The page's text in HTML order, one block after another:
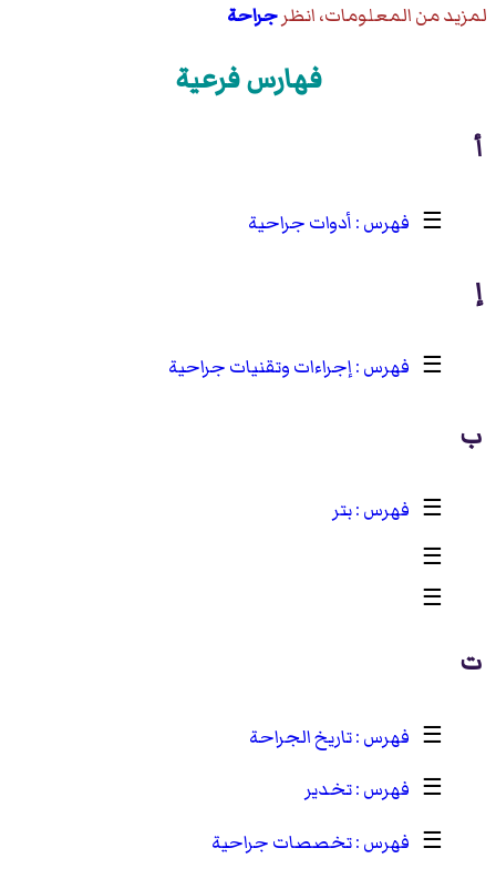
لمزيد من المعلومات، انظرجراحة
فهارس فرعية
أ
☰ أدوات جراحية
إ
☰ إجراءات وتقنيات جراحية
ب
☰
بتر
☰
☰
ت
☰
تاريخ الجراحة
☰
تخدير
☰
تخصصات جراحية